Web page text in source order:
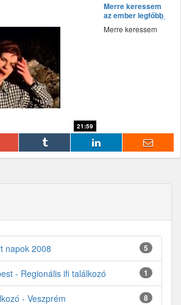
21:59
fff
Merre keressem
az ember legfőbb
javát?
Merre keressem
5
napok 2008
1
- Regionális ifi találkozó
8
- Veszprém